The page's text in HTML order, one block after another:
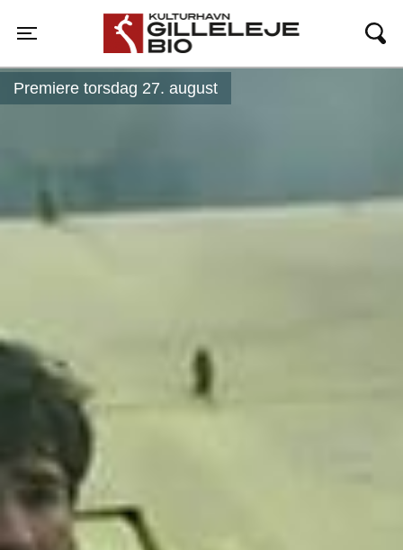
Toggle navigation
Gilleleje Bio
Premiere torsdag 27. august